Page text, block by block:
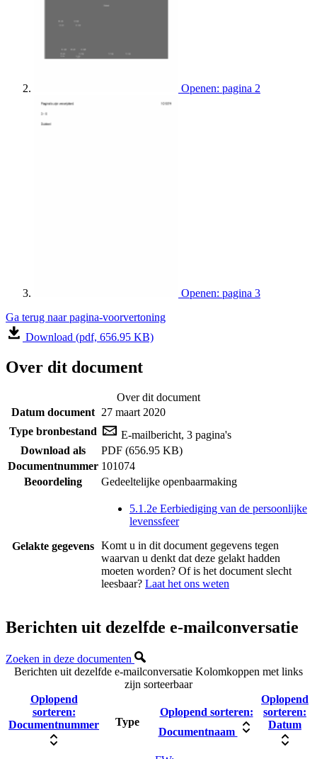
Openen: pagina 2
Openen: pagina 3
Ga terug naar pagina-voorvertoning
Download (pdf, 656.95 KB)
Over dit document
Over dit document
Datum document 27 maart 2020
Type bronbestand
E-mailbericht, 3 pagina's
Download als
PDF (656.95 KB)
Documentnummer 101074
Beoordeling
Gedeeltelijke openbaarmaking
Gelakte gegevens
5.1.2e Eerbiediging van de persoonlijke
levenssfeer
Komt u in dit document gegevens tegen
waarvan u denkt dat deze gelakt hadden
moeten worden? Of is het document slecht
leesbaar? Laat het ons weten
Berichten uit dezelfde e-mailconversatie
Zoeken in deze documenten
Berichten uit dezelfde e-mailconversatie Kolomkoppen met links
zijn sorteerbaar
Oplopend
sorteren:
Documentnummer
Type
Oplopend sorteren:
Documentnaam
Oplopend
sorteren:
Datum